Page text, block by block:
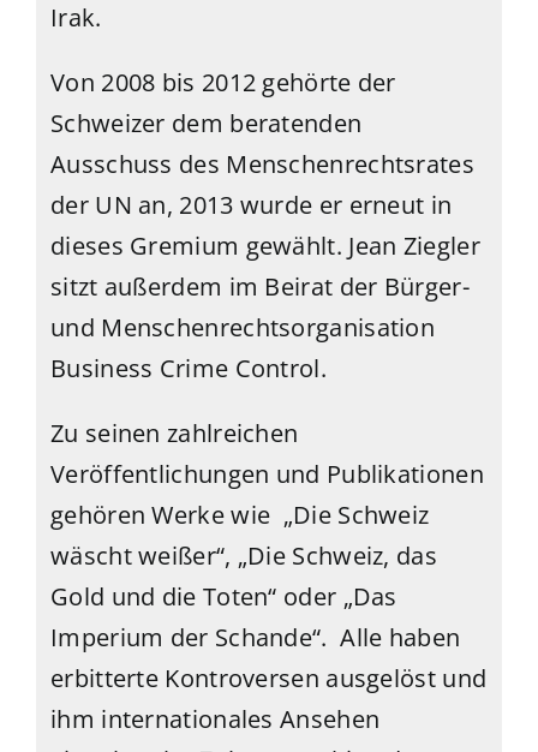
Irak.
Von 2008 bis 2012 gehörte der
Schweizer dem beratenden
Ausschuss des Menschenrechtsrates
der UN an, 2013 wurde er erneut in
dieses Gremium gewählt. Jean Ziegler
sitzt außerdem im Beirat der Bürger-
und Menschenrechtsorganisation
Business Crime Control.
Zu seinen zahlreichen
Veröffentlichungen und Publikationen
gehören Werke wie „Die Schweiz
wäscht weißer“, „Die Schweiz, das
Gold und die Toten“ oder „Das
Imperium der Schande“. Alle haben
erbitterte Kontroversen ausgelöst und
ihm internationales Ansehen